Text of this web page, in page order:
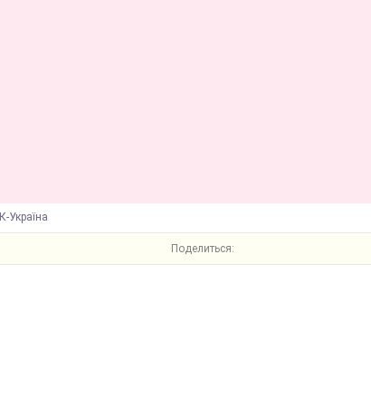
Україна
Поделиться: